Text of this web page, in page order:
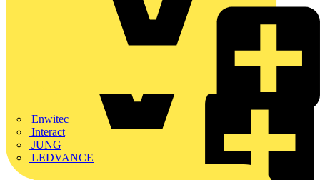
Enwitec
Interact
JUNG
LEDVANCE